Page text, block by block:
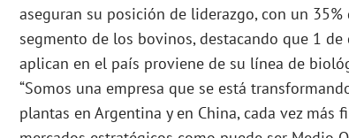
aseguran su posición de liderazgo, con un
segmento de los bovinos, destacando que 1
aplican en el país proviene de su línea de
“Somos una empresa que se está
plantas en Argentina y en China, cada vez más